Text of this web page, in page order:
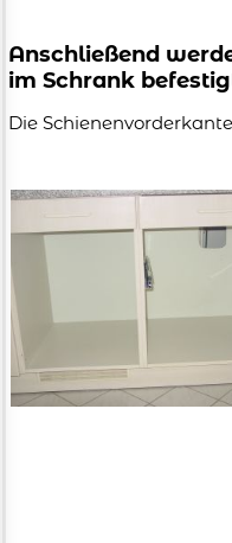
Anschließend
im Schrank
Die